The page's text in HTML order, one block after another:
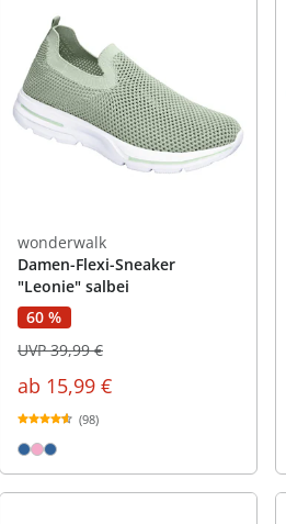
wonderwalk
Damen-Flexi-Sneaker
"Leonie" salbei
60 %
ab 15,99 €
UVP 39,99 €
(98)